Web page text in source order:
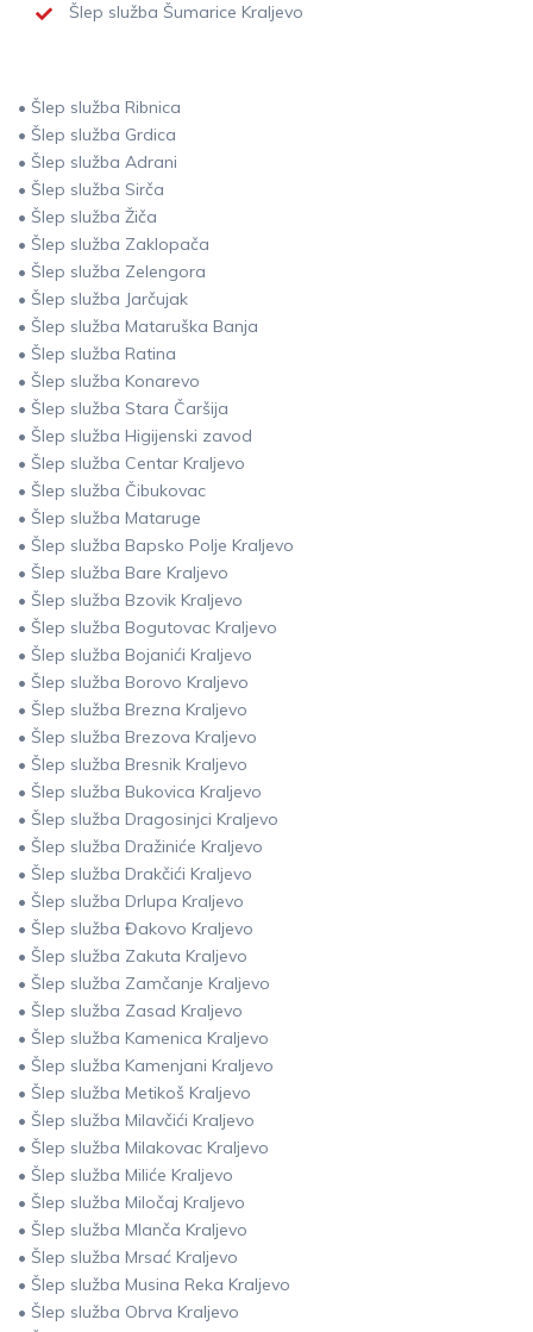
Šlep služba Šumarice Kraljevo
• Šlep služba Ribnica
• Šlep služba Grdica
• Šlep služba Adrani
• Šlep služba Sirča
• Šlep služba Žiča
• Šlep služba Zaklopača
• Šlep služba Zelengora
• Šlep služba Jarčujak
• Šlep služba Mataruška Banja
• Šlep služba Ratina
• Šlep služba Konarevo
• Šlep služba Stara Čaršija
• Šlep služba Higijenski zavod
• Šlep služba Centar Kraljevo
• Šlep služba Čibukovac
• Šlep služba Mataruge
• Šlep služba Bapsko Polje Kraljevo
• Šlep služba Bare Kraljevo
• Šlep služba Bzovik Kraljevo
• Šlep služba Bogutovac Kraljevo
• Šlep služba Bojanići Kraljevo
• Šlep služba Borovo Kraljevo
• Šlep služba Brezna Kraljevo
• Šlep služba Brezova Kraljevo
• Šlep služba Bresnik Kraljevo
• Šlep služba Bukovica Kraljevo
• Šlep služba Dragosinjci Kraljevo
• Šlep služba Dražiniće Kraljevo
• Šlep služba Drakčići Kraljevo
• Šlep služba Drlupa Kraljevo
• Šlep služba Đakovo Kraljevo
• Šlep služba Zakuta Kraljevo
• Šlep služba Zamčanje Kraljevo
• Šlep služba Zasad Kraljevo
• Šlep služba Kamenica Kraljevo
• Šlep služba Kamenjani Kraljevo
• Šlep služba Metikoš Kraljevo
• Šlep služba Milavčići Kraljevo
• Šlep služba Milakovac Kraljevo
• Šlep služba Miliće Kraljevo
• Šlep služba Miločaj Kraljevo
• Šlep služba Mlanča Kraljevo
• Šlep služba Mrsać Kraljevo
• Šlep služba Musina Reka Kraljevo
• Šlep služba Obrva Kraljevo